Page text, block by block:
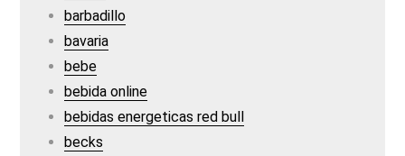
barbadillo
bavaria
bebe
bebida online
bebidas energeticas red bull
becks